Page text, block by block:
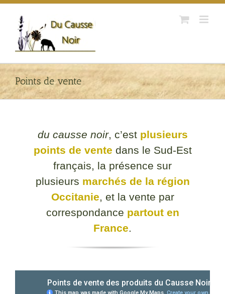
Passer
contenu
Points de vente
du causse noir, c’est plusieurs
points de vente dans le Sud-Est
français, la présence sur
plusieurs marchés de la région
Occitanie, et la vente par
correspondance partout en
France.